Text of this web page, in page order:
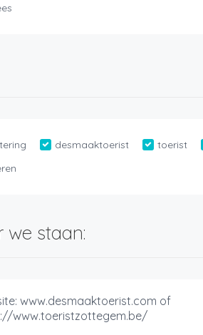
desmaaktoerist toerist
we staan:
www.desmaaktoerist.com of
www.toeristzottegem.be/